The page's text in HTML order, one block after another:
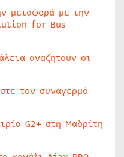
μεταφορά με την
for Bus
αναζητούν οι
τον συναγερμό
G2+ στη Μαδρίτη